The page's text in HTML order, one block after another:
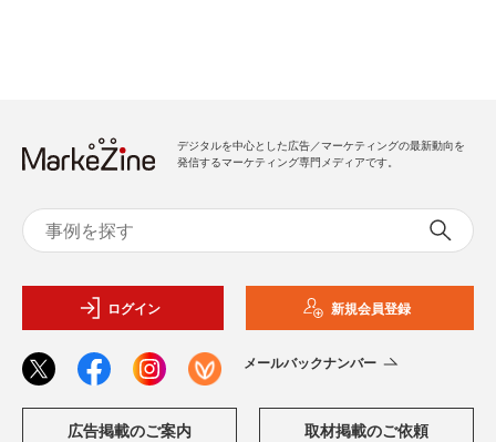
デジタルを中心とした広告／マーケティングの最新動向を
発信するマーケティング専門メディアです。
ログイン 新規会員登録
メールバックナンバー
広告掲載のご案内 取材掲載のご依頼